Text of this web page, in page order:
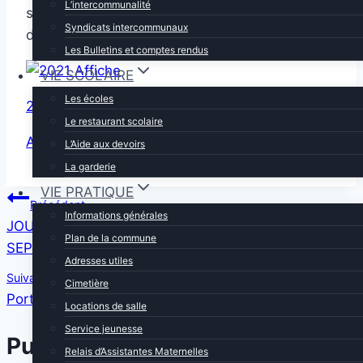
L’intercommunalité
Syndicats intercommunaux
Les Bulletins et comptes rendus
VIE SCOLAIRE
Les écoles
Le restaurant scolaire
L’Aide aux devoirs
La garderie
VIE PRATIQUE
Informations générales
Plan de la commune
Adresses utiles
Cimetière
Locations de salle
Service jeunesse
Relais d’Assistantes Maternelles
sera présentée au sein d’une exposition lors
d’évènements communaux.
2021_Concours-photo_Reglement
Autorisations du concours photo
Navigation
de
l’article
Précédent
JOURS DE COLLECTE DES SACS JAUNES JUSQU’A
SEPTEMBRE 2022
Suivant
Portes Ouvertes – Fêtes des voisins – Elis
Publications similaires